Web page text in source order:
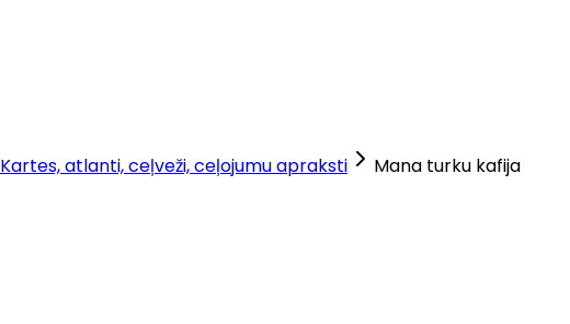
Kartes, atlanti, ceļveži, ceļojumu apraksti Mana turku kafija